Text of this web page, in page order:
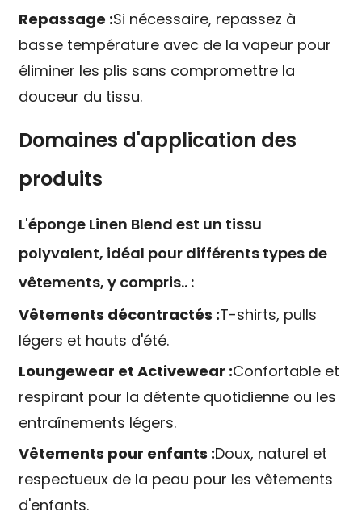
Repassage :Si nécessaire, repassez à
basse température avec de la vapeur pour
éliminer les plis sans compromettre la
douceur du tissu.
Domaines d'application des
produits
L'éponge Linen Blend est un tissu
polyvalent, idéal pour différents types de
vêtements, y compris.. :
Vêtements décontractés :T-shirts, pulls
légers et hauts d'été.
Loungewear et Activewear :Confortable et
respirant pour la détente quotidienne ou les
entraînements légers.
Vêtements pour enfants :Doux, naturel et
respectueux de la peau pour les vêtements
d'enfants.